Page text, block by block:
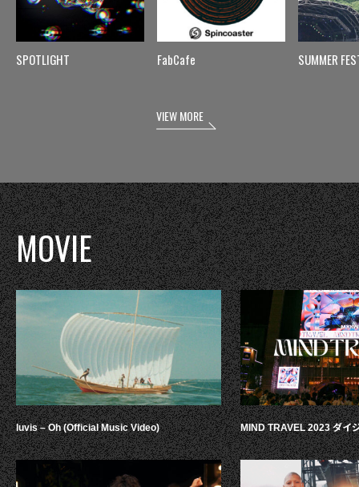
SPOTLIGHT FabCafe SUMMER
VIEW MORE
MOVIE
luvis – Oh (Official Music Video) MIND TRAVEL 2023 ダイ